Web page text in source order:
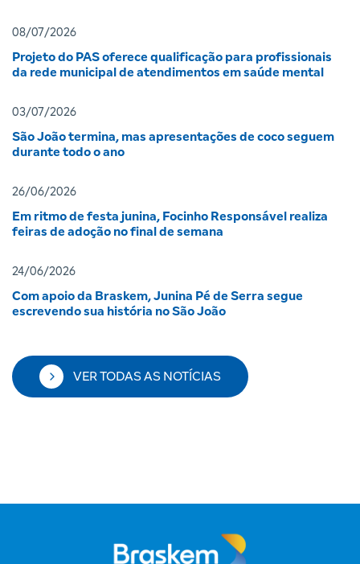
08/07/2026
Projeto do PAS oferece qualificação para profissionais
da rede municipal de atendimentos em saúde mental
03/07/2026
São João termina, mas apresentações de coco seguem
durante todo o ano
26/06/2026
Em ritmo de festa junina, Focinho Responsável realiza
feiras de adoção no final de semana
24/06/2026
Com apoio da Braskem, Junina Pé de Serra segue
escrevendo sua história no São João
VER TODAS AS NOTÍCIAS